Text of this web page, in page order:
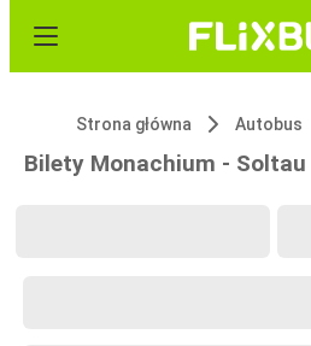
Strona główna Autobus
Bilety Monachium - Soltau